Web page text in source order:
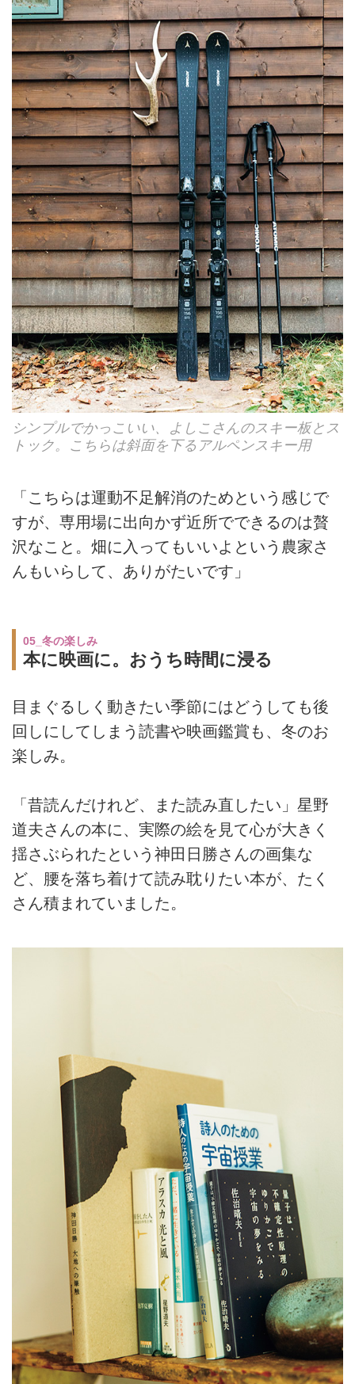
シンプルでかっこいい、よしこさんのスキー板とス
トック。こちらは斜面を下るアルペンスキー用
「こちらは運動不足解消のためという感じで
すが、専用場に出向かず近所でできるのは贅
沢なこと。畑に入ってもいいよという農家さ
んもいらして、ありがたいです」
05_冬の楽しみ
本に映画に。おうち時間に浸る
目まぐるしく動きたい季節にはどうしても後
回しにしてしまう読書や映画鑑賞も、冬のお
楽しみ。
「昔読んだけれど、また読み直したい」星野
道夫さんの本に、実際の絵を見て心が大きく
揺さぶられたという神田日勝さんの画集な
ど、腰を落ち着けて読み耽りたい本が、たく
さん積まれていました。